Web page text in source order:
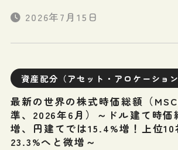
2026年7月15日
資産配分（アセット・アロケーション
最新の世界の株式時価総額（
準、2026年6月）～ドル建て時価
増、円建てでは15.4%増！上位
23.3%へと微増～